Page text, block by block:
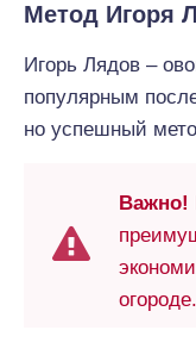
Метод Игоря
Игорь Лядов –
популярным
но успешный
Важно!
огороде.